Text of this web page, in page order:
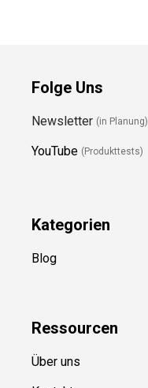
Folge Uns
Newsletter (in Planung)
YouTube (Produkttests)
Kategorien
Blog
Ressourcen
Über uns